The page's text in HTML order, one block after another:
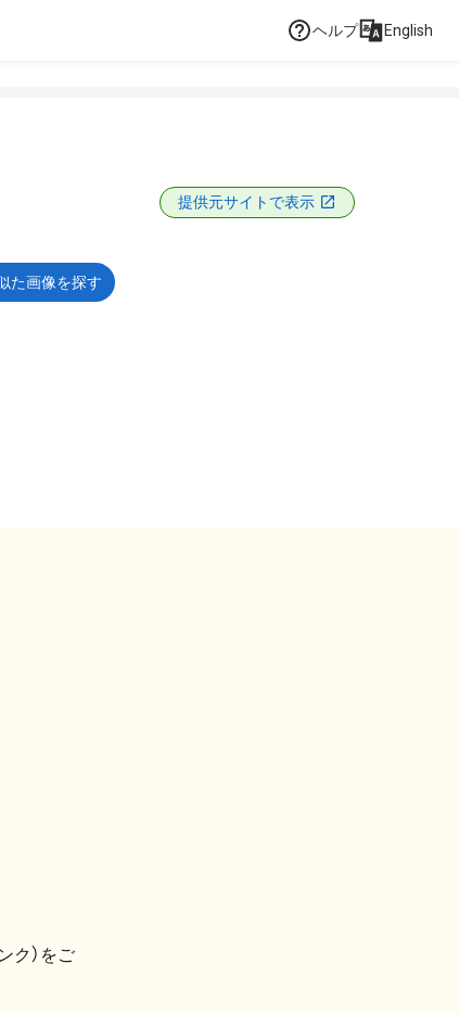
ヘルプ English
提供元サイトで表示
た画像を探す
ク）をご